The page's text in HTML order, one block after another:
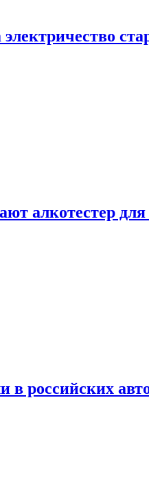
электричество
алкотестер
российских